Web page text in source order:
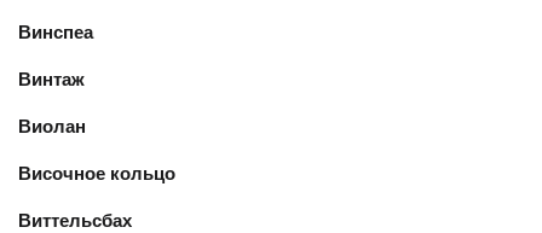
Винспеа
Винтаж
Виолан
Височное кольцо
Виттельсбах